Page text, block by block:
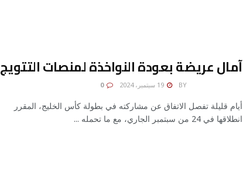
آمال عريضة بعودة النواخذة لمنصات التتويج
BY
0
أيام قليلة تفصل الاتفاق عن مشاركته في بطولة كأس الخليج، المقرر
انطلاقها في 24 من سبتمبر الجاري، مع ما تحمله ...